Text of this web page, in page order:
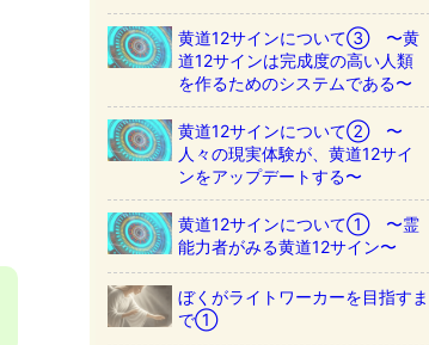
黄道12サインについて③ 〜黄
道12サインは完成度の高い人類
を作るためのシステムである〜
黄道12サインについて② 〜
人々の現実体験が、黄道12サイ
ンをアップデートする〜
黄道12サインについて① 〜霊
能力者がみる黄道12サイン〜
ぼくがライトワーカーを目指すま
で①